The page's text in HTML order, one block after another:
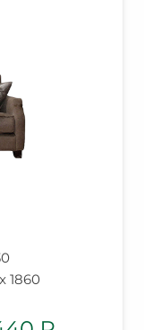
1860